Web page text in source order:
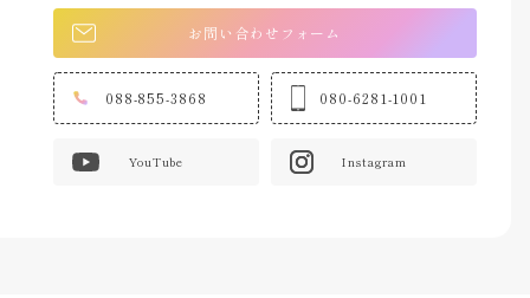
お問い合わせフォーム
088-855-3868 080-6281-1001
YouTube Instagram